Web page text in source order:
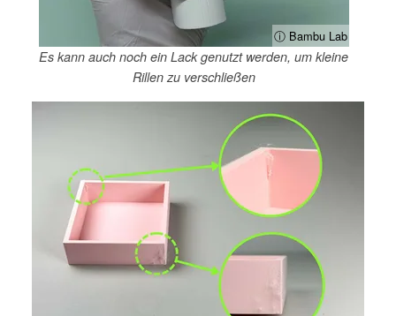
ⓘ Bambu Lab
Es kann auch noch ein Lack genutzt werden, um kleine
Rillen zu verschließen